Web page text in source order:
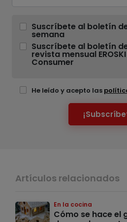
Suscríbete al boletín
semana
Suscríbete al boletín
revista mensual EROSKI
Consumer
He leído y acepto las
Artículos relacionados
En la cocina
Cómo se hace el